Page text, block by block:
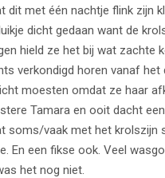
dit met één nachtje flink zijn
dicht gedaan want de
hield ze het bij wat zachte
verkondigd horen vanaf
moesten omdat ze haar
Tamara en ooit dacht
soms/vaak met het krolszijn
En een fikse ook. Veel
het nog niet.